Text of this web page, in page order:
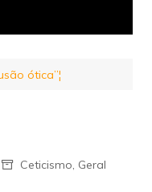
ótica”¦
Ceticismo Geral